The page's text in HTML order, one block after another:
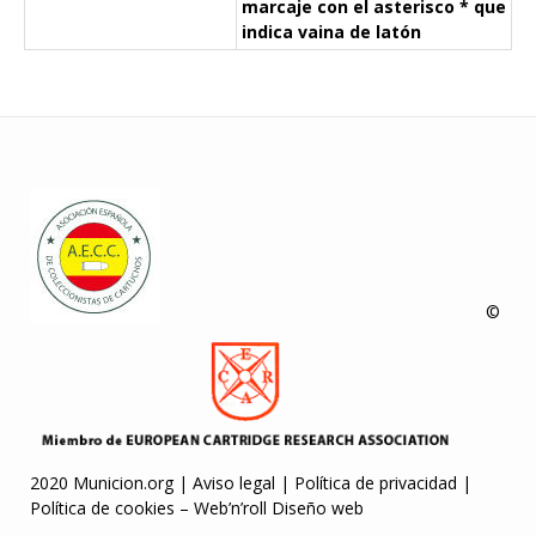
marcaje con el asterisco * que
indica vaina de latón
©
2020 Municion.org | Aviso legal | Política de privacidad |
Política de cookies – Web’n’roll Diseño web